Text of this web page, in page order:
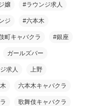
嬢 #ラウンジ求人
ジ #六本木
町キャバクラ #銀座
ガールズバー
求人 上野
六本木キャバクラ
歌舞伎キャバクラ